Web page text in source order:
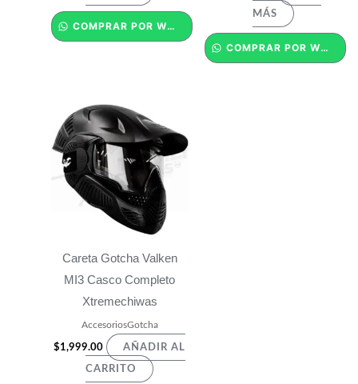
COMPRAR POR WHATSAPP
MÁS
COMPRAR POR WHATSAPP
Careta Gotcha Valken
MI3 Casco Completo
Xtremechiwas
AccesoriosGotcha
$1,999.00 AÑADIR AL
CARRITO